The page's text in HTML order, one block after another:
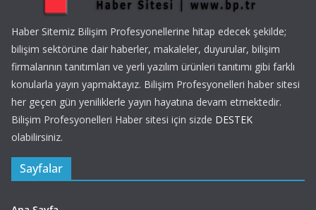
Haber Sitemiz Bilişim Profesyonellerine hitap edecek şekilde;
bilişim sektörüne dair haberler, makaleler, duyurular, bilişim
firmalarının tanıtımları ve yerli yazılım ürünleri tanıtımı gibi farklı
konularla yayın yapmaktayız. Bilişim Profesyonelleri haber sitesi
her geçen gün yeniliklerle yayın hayatına devam etmektedir.
Bilişim Profesyonelleri Haber sitesi için sizde DESTEK
olabilirsiniz.
Sayfalar